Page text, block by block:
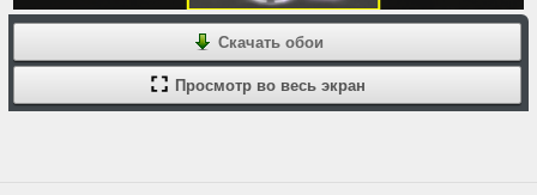
Скачать обои
Просмотр во весь экран